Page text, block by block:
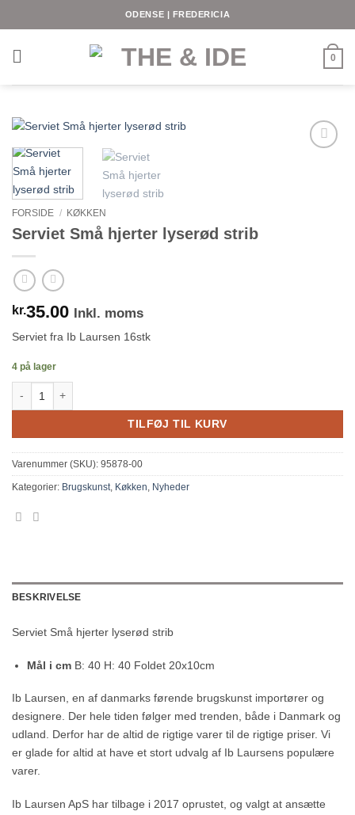
ODENSE | FREDERICIA
0
FORSIDE / KØKKEN
Serviet Små hjerter lyserød strib
kr.35.00 Inkl. moms
Serviet fra Ib Laursen 16stk
4 på lager
TILFØJ TIL KURV
Varenummer (SKU): 95878-00
Kategorier: Brugskunst, Køkken, Nyheder
BESKRIVELSE
Serviet Små hjerter lyserød strib
Mål i cm B: 40 H: 40 Foldet 20x10cm
Ib Laursen, en af danmarks førende brugskunst importører og
designere. Der hele tiden følger med trenden, både i Danmark og
udland. Derfor har de altid de rigtige varer til de rigtige priser. Vi
er glade for altid at have et stort udvalg af Ib Laursens populære
varer.
Ib Laursen ApS har tilbage i 2017 oprustet, og valgt at ansætte